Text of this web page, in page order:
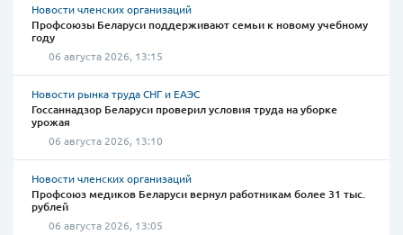
Новости членских организаций
Профсоюзы Беларуси поддерживают семьи к новому учебному
году
06 августа 2026, 13:15
Новости рынка труда СНГ и ЕАЭС
Госсаннадзор Беларуси проверил условия труда на уборке
урожая
06 августа 2026, 13:10
Новости членских организаций
Профсоюз медиков Беларуси вернул работникам более 31 тыс.
рублей
06 августа 2026, 13:05